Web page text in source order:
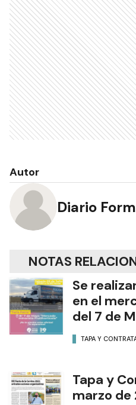
Autor
Diario
NOTAS
Se
en el
del 7 de
TAPA Y
Tapa y
marzo de